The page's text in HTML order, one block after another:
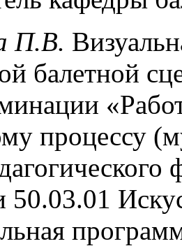
П.В.
балетной
процессу
50.03.01